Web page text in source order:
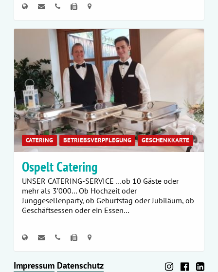
CATERING BETRIEBSVERPFLEGUNG GESCHENKKARTE
Ospelt Catering
UNSER CATERING-SERVICE …ob 10 Gäste oder
mehr als 3’000… Ob Hochzeit oder
Junggesellenparty, ob Geburtstag oder Jubiläum, ob
Geschäftsessen oder ein Essen…
Impressum Datenschutz